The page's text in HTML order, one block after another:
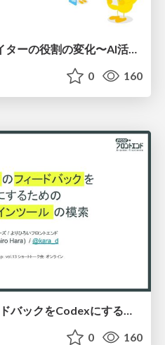
kintone開発における​ライターの役割の変化​〜AI活用を添えて〜 / Changes in the Role of Writers in Kintone Development
0 160
空間アプリ開発のフィードバックをCodexにするための抽象的なデザインツールの模索
0 160